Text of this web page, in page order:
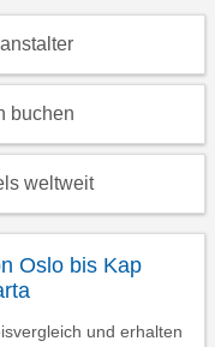
buchen
weltweit
Oslo bis Kap
und erhalten